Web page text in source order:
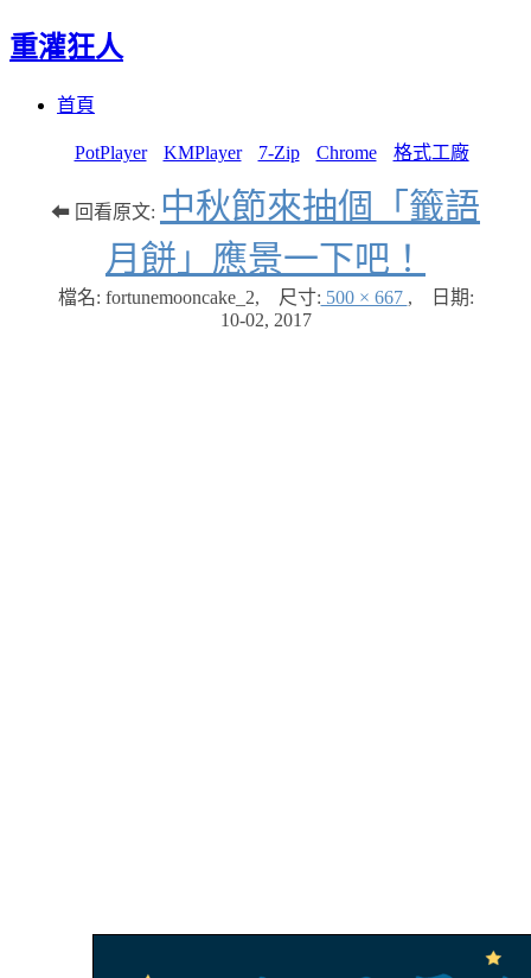
重灌狂人
首頁
PotPlayer KMPlayer 7-Zip Chrome 格式工廠
⬅ 回看原文: 中秋節來抽個「籤語
月餅」應景一下吧！
檔名: fortunemooncake_2, 尺寸: 500 × 667 ,
日期:
10-02, 2017